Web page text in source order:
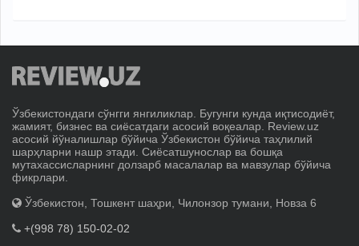
Ўзбекистондаги сўнгги янгиликлар. Бугунги кунда иқтисодиёт,
жамият, бизнес ва сиёсатдаги асосий воқеалар. Review.uz
асосий йўналишлар бўйича Ўзбекистон бўйича таҳлилий
шарҳларни нашр этади. Сиёсатшунослар ва бошқа
мутахассисларнинг долзарб масалалар ва мавзулар бўйича
фикрлари.
Ўзбекистон, Тошкент шаҳри, Чилонзор тумани, Новза 6
+(998 78) 150-02-02